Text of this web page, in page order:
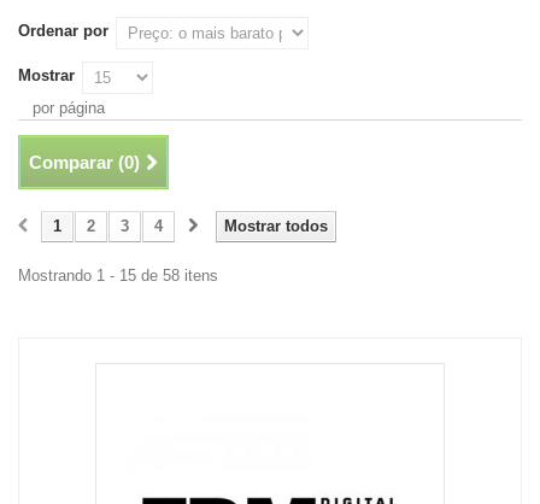
Ordenar por
Mostrar
por página
Comparar (0)
Mostrar todos
1 2 3 4
Mostrando 1 - 15 de 58 itens